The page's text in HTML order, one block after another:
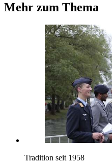
Mehr zum Thema
Tradition seit 1958